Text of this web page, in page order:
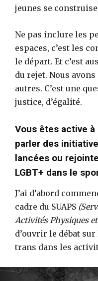
jeunes se
Ne pas inclure les
espaces, c’est les
le départ. Et c’est
du rejet. Nous
autres. C’est une
justice, d’égalité.
Vous êtes active à
parler des
lancées ou
LGBT+ dans le
J’ai d’abord
cadre du SUAPS
Activités Physiques
d’ouvrir le débat
trans dans les